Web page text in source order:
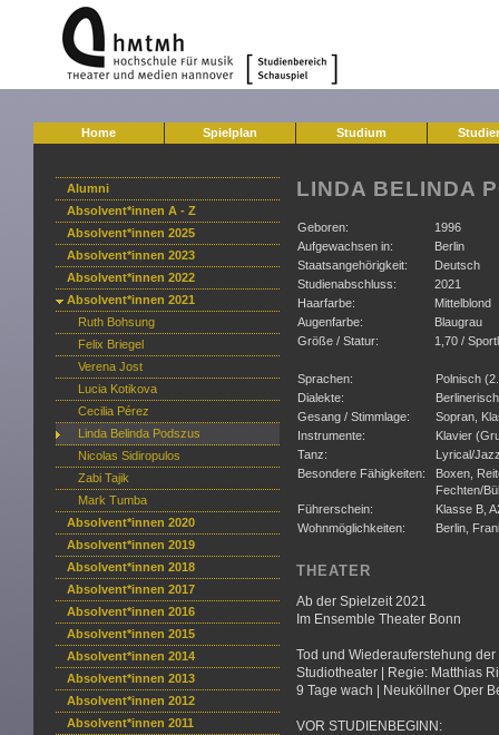
Home Spielplan Studium
Alumni
Absolvent*innen A - Z
Absolvent*innen 2025
Absolvent*innen 2023
Absolvent*innen 2022
Absolvent*innen 2021
Ruth Bohsung
Felix Briegel
Verena Jost
Lucia Kotikova
Cecilia Pérez
Linda Belinda Podszus
Nicolas Sidiropulos
Zabi Tajik
Mark Tumba
Absolvent*innen 2020
Absolvent*innen 2019
Absolvent*innen 2018
Absolvent*innen 2017
Absolvent*innen 2016
Absolvent*innen 2015
Absolvent*innen 2014
Absolvent*innen 2013
Absolvent*innen 2012
Absolvent*innen 2011
LINDA BELINDA
Geboren:
1996
Aufgewachsen in:
Berlin
Staatsangehörigkeit:
Deutsch
Studienabschluss:
2021
Haarfarbe:
Mittelblond
Augenfarbe:
Blaugrau
Größe / Statur:
1,70 /
Sprachen:
Polnisch
Dialekte:
Berlinerisch
Gesang / Stimmlage:
Sopran,
Instrumente:
Klavier
Tanz:
Lyrical/
Besondere Fähigkeiten:
Boxen,
Fechten/
Führerschein:
Klasse B,
Wohnmöglichkeiten:
Berlin,
THEATER
Ab der Spielzeit 2021
Im Ensemble Theater Bonn
Tod und Wiederauferstehung
Studiotheater | Regie: Matthias
9 Tage wach | Neuköllner Oper
VOR STUDIENBEGINN: